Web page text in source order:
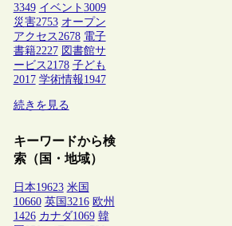
3349 イベント 3009
災害2753 オープン
アクセス 2678 電子
書籍2227 図書館サ
ービス 2178 子ども
2017 学術情報1947
続きを見る
キーワードから検
索（国・地域）
日本19623 米国
10660 英国 3216 欧州
1426 カナダ1069 韓